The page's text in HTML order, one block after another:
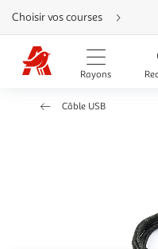
Aller
directement
au
contenu
Aller
directement
Aller
Choisir vos courses
Rayons
Câble USB